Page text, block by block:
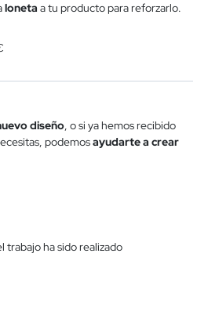
loneta a tu producto para reforzarlo.
diseño , o si ya hemos recibido
podemosayudarte a crear
trabajo ha sido realizado